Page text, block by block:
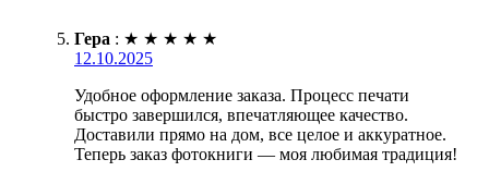
Гера : ★ ★ ★ ★ ★
12.10.2025
Удобное оформление заказа. Процесс печати
быстро завершился, впечатляющее качество.
Доставили прямо на дом, все целое и аккуратное.
Теперь заказ фотокниги — моя любимая традиция!